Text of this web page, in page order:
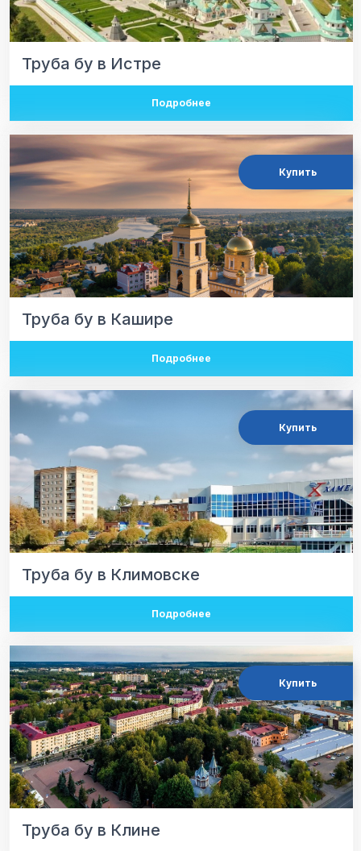
Труба бу в Истре
Подробнее
Купить
Труба бу в Кашире
Подробнее
Купить
Труба бу в Климовске
Подробнее
Купить
Труба бу в Клине